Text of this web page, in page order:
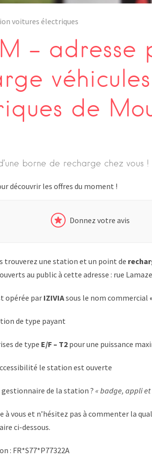
voitures électriques
– adresse
véhicules
de
borne de recharge chez vous !
découvrir les offres du moment !
Donnez votre avis
trouverez une station et un point de
ouverts au public à cette adresse : rue Lamaze
opérée par IZIVIAsous le nom commercial
de type payant
de type E/F – T2 pour une puissance
le station est ouverte
gestionnaire de la station ? « badge, appli et
à vous et n’hésitez pas à commenter la
ci-dessous.
: FR*S77*P77322A